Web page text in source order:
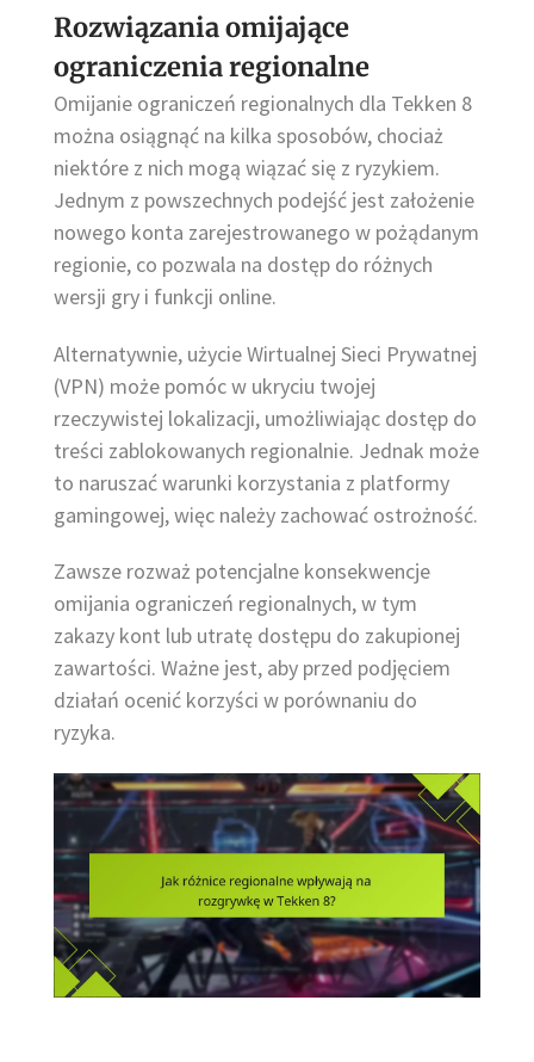
Rozwiązania omijające
ograniczenia regionalne
Omijanie ograniczeń regionalnych dla Tekken 8
można osiągnąć na kilka sposobów, chociaż
niektóre z nich mogą wiązać się z ryzykiem.
Jednym z powszechnych podejść jest założenie
nowego konta zarejestrowanego w pożądanym
regionie, co pozwala na dostęp do różnych
wersji gry i funkcji online.
Alternatywnie, użycie Wirtualnej Sieci Prywatnej
(VPN) może pomóc w ukryciu twojej
rzeczywistej lokalizacji, umożliwiając dostęp do
treści zablokowanych regionalnie. Jednak może
to naruszać warunki korzystania z platformy
gamingowej, więc należy zachować ostrożność.
Zawsze rozważ potencjalne konsekwencje
omijania ograniczeń regionalnych, w tym
zakazy kont lub utratę dostępu do zakupionej
zawartości. Ważne jest, aby przed podjęciem
działań ocenić korzyści w porównaniu do
ryzyka.